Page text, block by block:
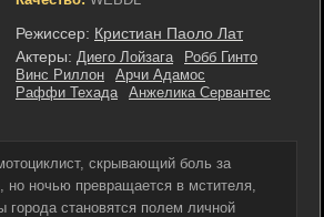
Режиссер: Кристиан Паоло Лат
Актеры: Диего Лойзага
Робб Гинто
Винс Риллон
Арчи Адамос
Раффи Техада
Анжелика Сервантес
скрывающий боль за
но ночью превращается в мстителя,
города становятся полем личной